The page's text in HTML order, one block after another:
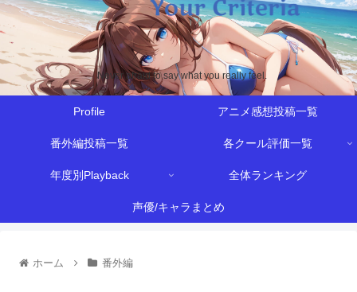
Never afraid to say what you really feel.
Profile アニメ感想投稿一覧
番外編投稿一覧 各クール評価一覧
年度別Playback 全体ランキング
声優/キャラまとめ
ホーム 番外編